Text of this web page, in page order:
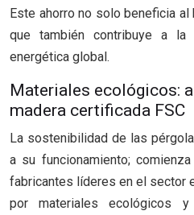
Este ahorro no solo beneficia
que también contribuye a la
energética global.
Materiales ecológicos:
madera certificada FSC
La sostenibilidad de las
a su funcionamiento;
fabricantes líderes en el sector
por materiales ecológicos